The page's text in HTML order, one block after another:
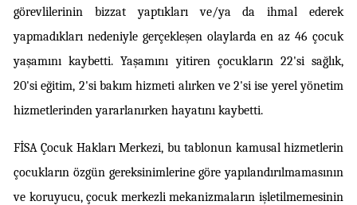
görevlilerinin bizzat yaptıkları ve/ya da ihmal ederek
yapmadıkları nedeniyle gerçekleşen olaylarda en az 46 çocuk
yaşamını kaybetti. Yaşamını yitiren çocukların 22'si sağlık,
20'si eğitim, 2'si bakım hizmeti alırken ve 2'si ise yerel yönetim
hizmetlerinden yararlanırken hayatını kaybetti.
FİSA Çocuk Hakları Merkezi, bu tablonun kamusal hizmetlerin
çocukların özgün gereksinimlerine göre yapılandırılmamasının
ve koruyucu, çocuk merkezli mekanizmaların işletilmemesinin